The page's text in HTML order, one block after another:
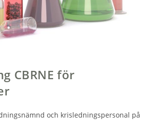
CBRNE för
och krisledningspersonal på